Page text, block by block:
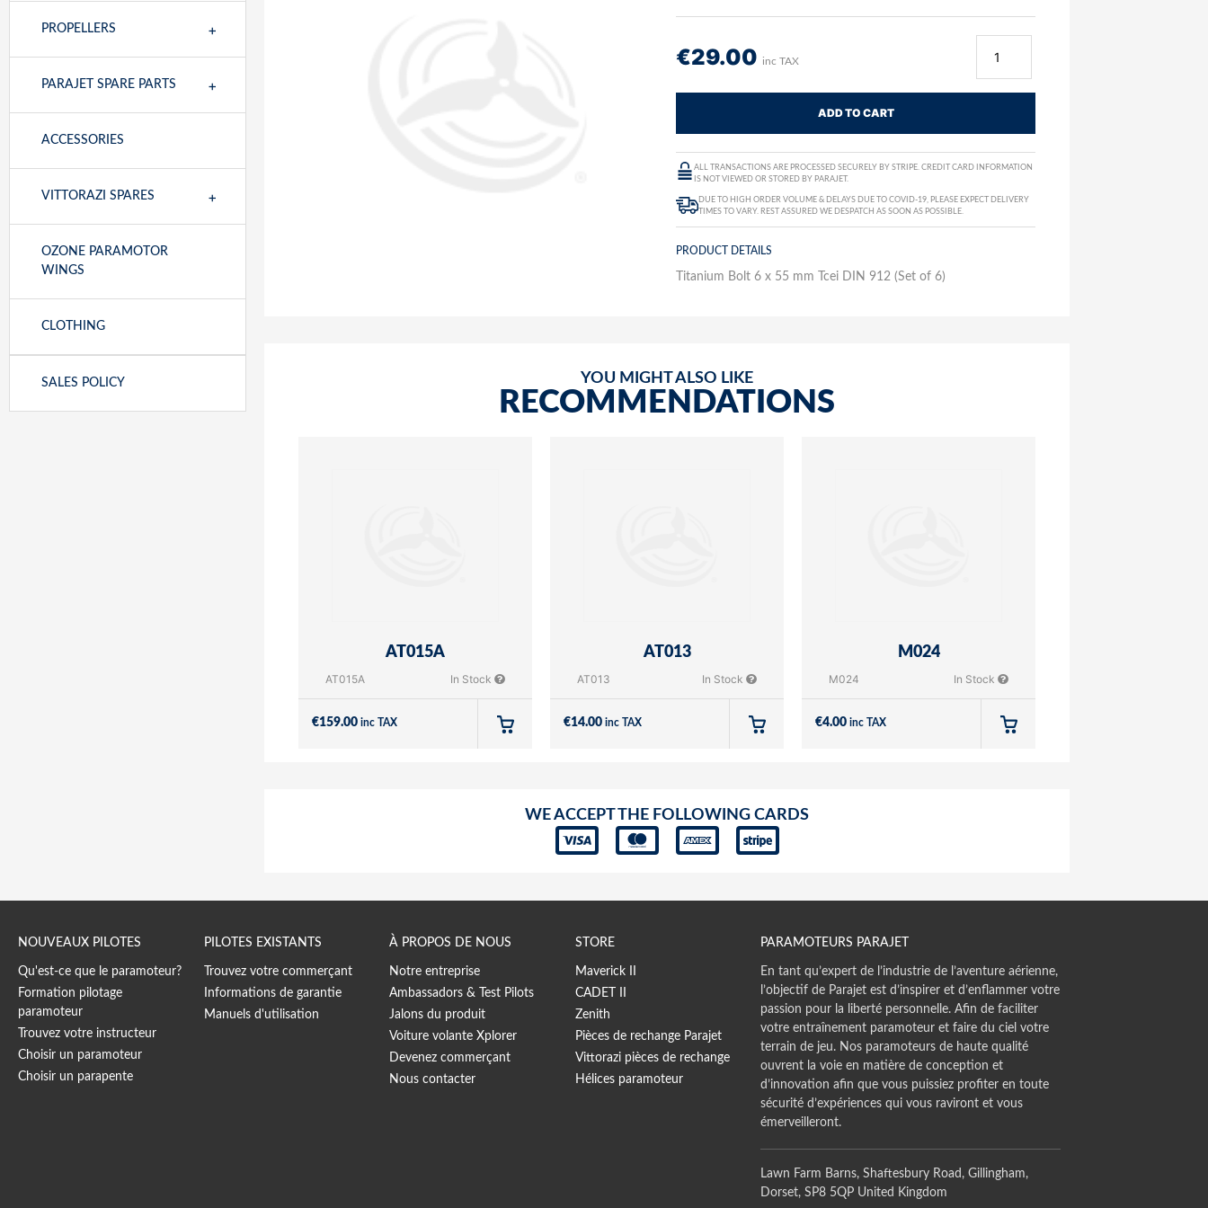
PROPELLERS +
PARAJET SPARE PARTS +
ACCESSORIES
VITTORAZI SPARES +
OZONE PARAMOTOR
WINGS
CLOTHING
SALES POLICY
€29.00 inc TAX
ADD TO CART
ALL TRANSACTIONS ARE PROCESSED SECURELY BY STRIPE. CREDIT CARD INFORMATION
IS NOT VIEWED OR STORED BY PARAJET.
DUE TO HIGH ORDER VOLUME & DELAYS DUE TO COVID-19, PLEASE EXPECT DELIVERY
TIMES TO VARY. REST ASSURED WE DESPATCH AS SOON AS POSSIBLE.
PRODUCT DETAILS
Titanium Bolt 6 x 55 mm Tcei DIN 912 (Set of 6)
YOU MIGHT ALSO LIKE
RECOMMENDATIONS
AT015A
AT015A In Stock
€159.00 inc TAX
AT013
AT013 In Stock
€14.00 inc TAX
M024
M024 In Stock
€4.00 inc TAX
WE ACCEPT THE FOLLOWING CARDS
NOUVEAUX PILOTES
Qu'est-ce que le paramoteur?
Formation pilotage
paramoteur
Trouvez votre instructeur
Choisir un paramoteur
Choisir un parapente
PILOTES EXISTANTS
Trouvez votre commerçant
Informations de garantie
Manuels d'utilisation
À PROPOS DE NOUS
Notre entreprise
Ambassadors & Test Pilots
Jalons du produit
Voiture volante Xplorer
Devenez commerçant
Nous contacter
STORE
Maverick II
CADET II
Zenith
Pièces de rechange Parajet
Vittorazi pièces de rechange
Hélices paramoteur
PARAMOTEURS PARAJET
En tant qu’expert de l’industrie de l’aventure aérienne,
l’objectif de Parajet est d’inspirer et d’enflammer votre
passion pour la liberté personnelle. Afin de faciliter
votre entraînement paramoteur et faire du ciel votre
terrain de jeu. Nos paramoteurs de haute qualité
ouvrent la voie en matière de conception et
d’innovation afin que vous puissiez profiter en toute
sécurité d’expériences qui vous raviront et vous
émerveilleront.
Lawn Farm Barns, Shaftesbury Road, Gillingham,
Dorset, SP8 5QP United Kingdom